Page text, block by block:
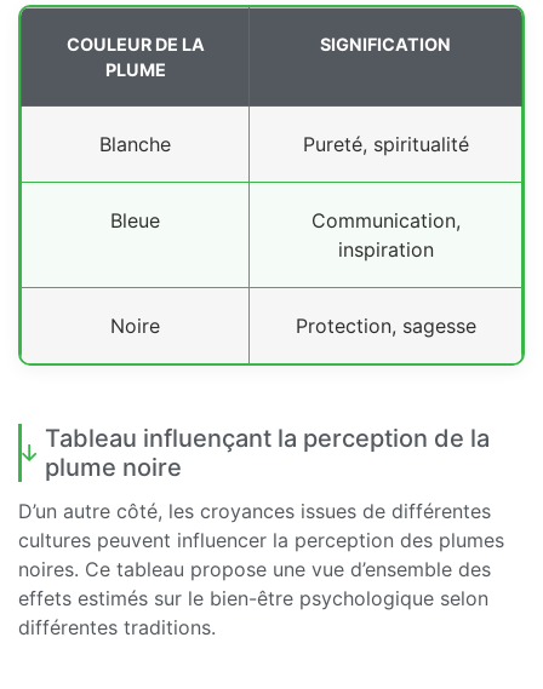
COULEUR DE LA
PLUME
SIGNIFICATION
Blanche Pureté, spiritualité
Bleue
Communication,
inspiration
Noire Protection, sagesse
Tableau influençant la perception de la
plume noire
D’un autre côté, les croyances issues de différentes
cultures peuvent influencer la perception des plumes
noires. Ce tableau propose une vue d’ensemble des
effets estimés sur le bien-être psychologique selon
différentes traditions.